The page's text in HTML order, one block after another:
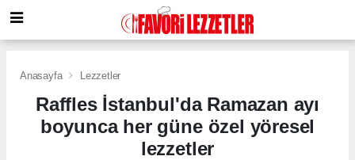
Anasayfa Lezzetler
Raffles İstanbul'da Ramazan ayı
boyunca her güne özel yöresel
lezzetler